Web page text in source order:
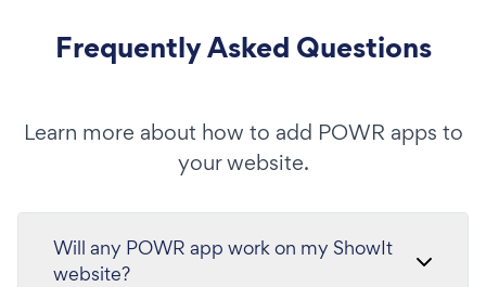
Frequently Asked Questions
Learn more about how to add POWR apps to
your website.
Will any POWR app work on my ShowIt
website?